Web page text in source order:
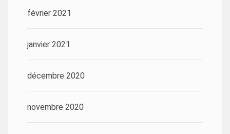
février 2021
janvier 2021
décembre 2020
novembre 2020